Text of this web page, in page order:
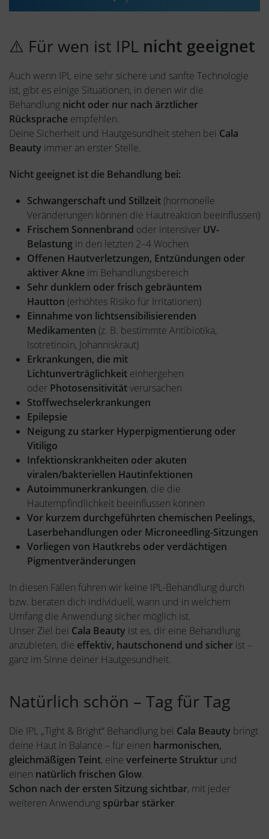
⚠️ Für wen ist IPL nicht geeignet
Auch wenn IPL eine sehr sichere und sanfte Technologie
ist, gibt es einige Situationen, in denen wir die
Behandlung nicht oder nur nach ärztlicher
Rücksprache empfehlen.
Deine Sicherheit und Hautgesundheit stehen bei Cala
Beauty immer an erster Stelle.
Nicht geeignet ist die Behandlung bei:
Schwangerschaft und Stillzeit (hormonelle
Veränderungen können die Hautreaktion beeinflussen)
Frischem Sonnenbrand oder intensiver UV-
Belastung in den letzten 2–4 Wochen
Offenen Hautverletzungen, Entzündungen oder
aktiver Akne im Behandlungsbereich
Sehr dunklem oder frisch gebräuntem
Hautton (erhöhtes Risiko für Irritationen)
Einnahme von lichtsensibilisierenden
Medikamenten (z. B. bestimmte Antibiotika,
Isotretinoin, Johanniskraut)
Erkrankungen, die mit
Lichtunverträglichkeit einhergehen
oder Photosensitivitätverursachen
Stoffwechselerkrankungen
Epilepsie
Neigung zu starker Hyperpigmentierung oder
Vitiligo
Infektionskrankheiten oder akuten
viralen/bakteriellen Hautinfektionen
Autoimmunerkrankungen, die die
Hautempfindlichkeit beeinflussen können
Vor kurzem durchgeführten chemischen Peelings,
Laserbehandlungen oder Microneedling-Sitzungen
Vorliegen von Hautkrebs oder verdächtigen
Pigmentveränderungen
In diesen Fällen führen wir keine IPL-Behandlung durch
bzw. beraten dich individuell, wann und in welchem
Umfang die Anwendung sicher möglich ist.
Unser Ziel bei Cala Beauty ist es, dir eine Behandlung
anzubieten, die effektiv, hautschonend und sicher ist –
ganz im Sinne deiner Hautgesundheit.
Natürlich schön – Tag für Tag
Die IPL „Tight & Bright“ Behandlung bei Cala Beauty bringt
deine Haut in Balance – für einen harmonischen,
gleichmäßigen Teint, eine verfeinerte Struktur und
einen natürlich frischen Glow.
Schon nach der ersten Sitzung sichtbar, mit jeder
weiteren Anwendung spürbar stärker.